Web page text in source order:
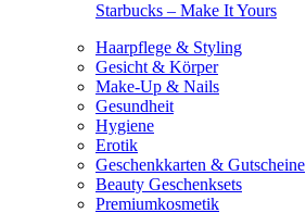
Starbucks – Make It Yours
Haarpflege & Styling
Gesicht & Körper
Make-Up & Nails
Gesundheit
Hygiene
Erotik
Geschenkkarten & Gutscheine
Beauty Geschenksets
Premiumkosmetik